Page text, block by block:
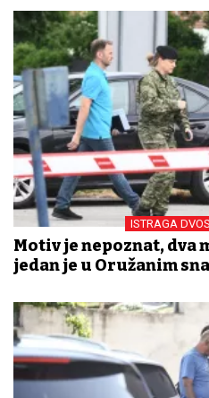
ISTRAGA
Motiv je nepoznat, dva
jedan je u Oružanim